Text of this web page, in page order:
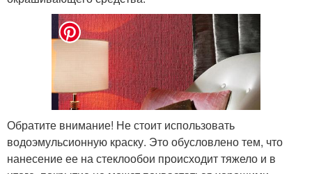
Обратите внимание! Не стоит использовать
водоэмульсионную краску. Это обусловлено тем, что
нанесение ее на стеклообои происходит тяжело и в